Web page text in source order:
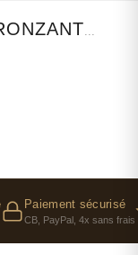
...
Paiement sécurisé
CB, PayPal, 4x sans frais